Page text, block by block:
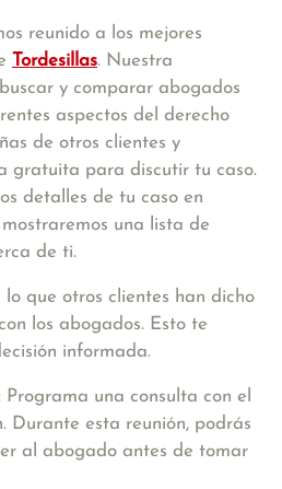
reunido a los mejores
Tordesillas. Nuestra
y comparar abogados
aspectos del derecho
de otros clientes y
gratuita para discutir tu caso.
detalles de tu caso en
una lista de
de ti.
lo que otros clientes han dicho
los abogados. Esto te
informada.
Programa una consulta con el
Durante esta reunión, podrás
al abogado antes de tomar